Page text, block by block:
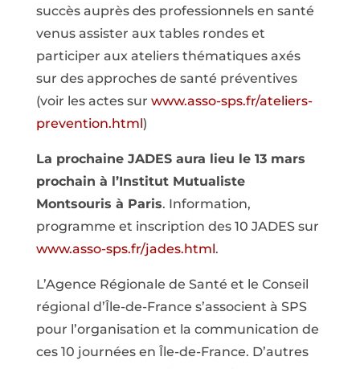
succès auprès des professionnels en santé
venus assister aux tables rondes et
participer aux ateliers thématiques axés
sur des approches de santé préventives
(voir les actes sur www.asso-sps.fr/ateliers-
prevention.html)
La prochaine JADES aura lieu le 13 mars
prochain à l’Institut Mutualiste
Montsouris à Paris. Information,
programme et inscription des 10 JADES sur
www.asso-sps.fr/jades.html.
L’Agence Régionale de Santé et le Conseil
régional d’Île-de-France s’associent à SPS
pour l’organisation et la communication de
ces 10 journées en Île-de-France. D’autres